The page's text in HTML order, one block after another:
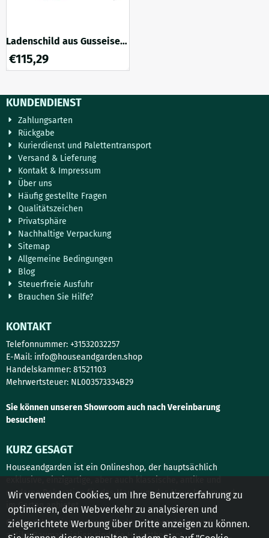
Ladenschild aus Gusseisen
– unbemalt – rustikale
Wanddekoration
€115,29
KUNDENDIENST
Zahlungsarten
Rückgabe
Kurierdienst und Palettentransport
Versand & Lieferung
Kontakt & Impressum
Über uns
Häufig gestellte Fragen
Qualitätszeichen
Privatsphäre
Nachhaltige Verpackung
Sitemap
Allgemeine Bedingungen
Blog
Steuerfreie Ausfuhr
Brauchen Sie Hilfe?
KONTAKT
Telefonnummer: +31532032257
E-Mail: info@houseandgarden.shop
Handelskammer: 81521103
Mehrwertsteuer: NL003573334B29
Sie können unseren Showroom auch nach Vereinbarung
besuchen!
KURZ GESAGT
Houseandgarden ist ein Onlineshop, der hauptsächlich
moderne Dekoration für das Haus, um das Haus herum und
im Garten anbietet.
Gartendekoration, Innenarchitektur, Türbeschläge und
antike Baumaterialien sind die Hauptthemen!
Wir verwenden Cookies, um Ihre Benutzererfahrung zu
optimieren, den Webverkehr zu analysieren und
zielgerichtete Werbung über Dritte anzeigen zu können.